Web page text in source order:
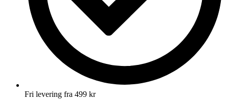
Fri levering fra 499 kr